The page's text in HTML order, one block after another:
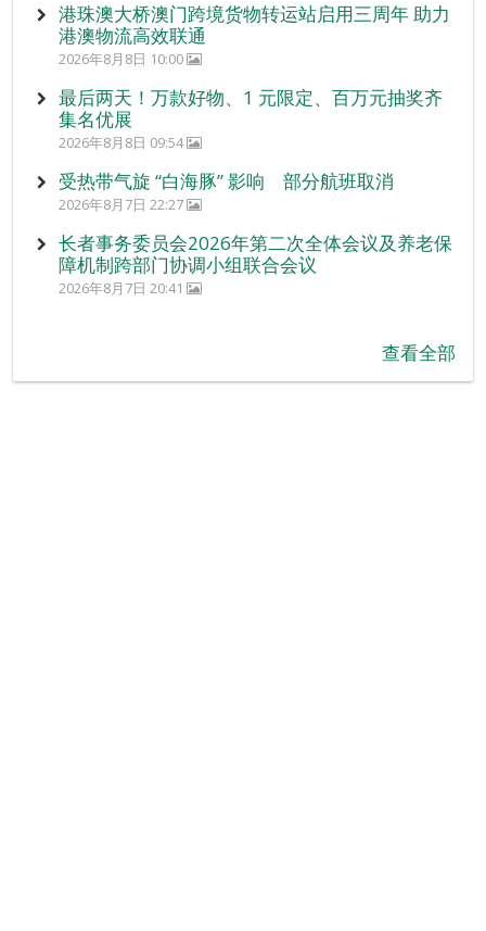
港珠澳大桥澳门跨境货物转运站启用三周年 助力
港澳物流高效联通
2026年8月8日 10:00
最后两天！万款好物、1 元限定、百万元抽奖齐
集名优展
2026年8月8日 09:54
受热带气旋 “白海豚” 影响 部分航班取消
2026年8月7日 22:27
长者事务委员会2026年第二次全体会议及养老保
障机制跨部门协调小组联合会议
2026年8月7日 20:41
查看全部